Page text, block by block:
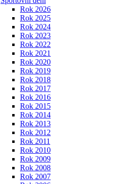
Rok 2026
Rok 2025
Rok 2024
Rok 2023
Rok 2022
Rok 2021
Rok 2020
Rok 2019
Rok 2018
Rok 2017
Rok 2016
Rok 2015
Rok 2014
Rok 2013
Rok 2012
Rok 2011
Rok 2010
Rok 2009
Rok 2008
Rok 2007